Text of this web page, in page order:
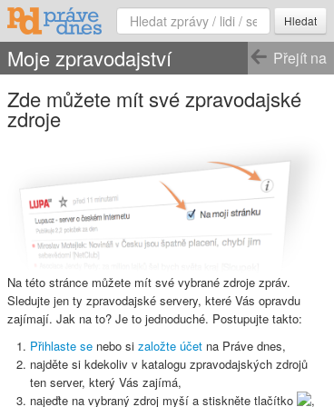
Hledat
Přejít na
Moje zpravodajství
Zde můžete mít své zpravodajské
zdroje
Na této stránce můžete mít své vybrané zdroje zpráv.
Sledujte jen ty zpravodajské servery, které Vás opravdu
zajímají. Jak na to? Je to jednoduché. Postupujte takto:
Přihlaste se nebo si založte účet na Práve dnes,
najděte si kdekoliv v katalogu zpravodajských zdrojů
ten server, který Vás zajímá,
najeďte na vybraný zdroj myší a stiskněte tlačítko ,